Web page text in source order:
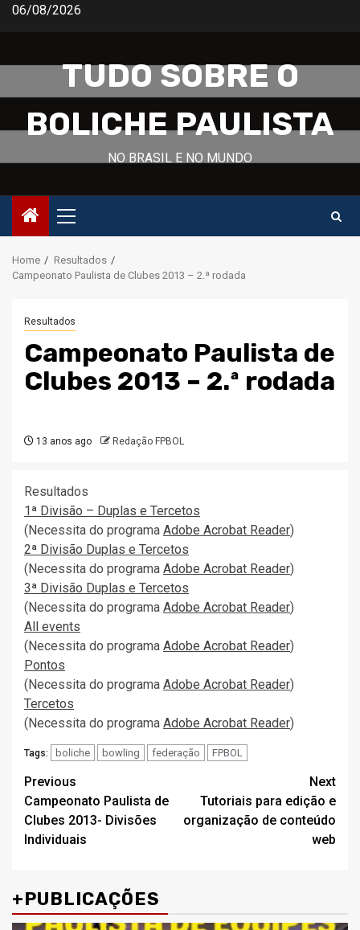
Skip06/08/2026
TUDO SOBRE O
BOLICHE PAULISTA
NO BRASIL E NO MUNDO
Primary
Menu
Home
Resultados
Campeonato Paulista de Clubes 2013 – 2.ª rodada
Resultados
Campeonato Paulista de
Clubes 2013 – 2.ª rodada
13 anos ago Redação FPBOL
Resultados
1ª Divisão – Duplas e Tercetos
(Necessita do programa Adobe Acrobat Reader)
2ª Divisão Duplas e Tercetos
(Necessita do programa Adobe Acrobat Reader)
3ª Divisão Duplas e Tercetos
(Necessita do programa Adobe Acrobat Reader)
All events
(Necessita do programa Adobe Acrobat Reader)
Pontos
(Necessita do programa Adobe Acrobat Reader)
Tercetos
(Necessita do programa Adobe Acrobat Reader)
Tags: boliche bowling federação FPBOL
Post
navigation
Previous
Campeonato Paulista de
Clubes 2013- Divisões
Individuais
Next
Tutoriais para edição e
organização de conteúdo
web
+PUBLICAÇÕES